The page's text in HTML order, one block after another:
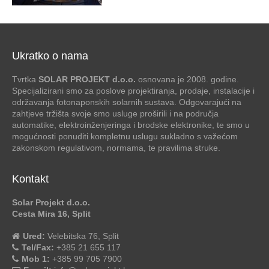
Ukratko o nama
Tvrtka SOLAR PROJEKT d.o.o. osnovana je 2008. godine.
Specijalizirani smo za poslove projektiranja, prodaje, instalacije i
održavanja fotonaponskih solarnih sustava. Odgovarajući na
zahtjeve tržišta svoje smo usluge proširili i na područja
automatike, elektroinženjeringa i brodske elektronike, te smo u
mogućnosti ponuditi kompletnu uslugu sukladno s važećom
zakonskom regulativom, normama, te pravilima struke.
Kontakt
Solar Projekt d.o.o.
Cesta Mira 16, Split
Ured: Velebitska 76, Split
Tel/Fax: +385 21 655 117
Mob 1: +385 99 705 7900